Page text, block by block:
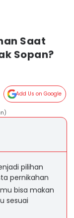
Saat
Sopan?
Add Us on Google
pilihan
pernikahan
bisa makan
sesuai